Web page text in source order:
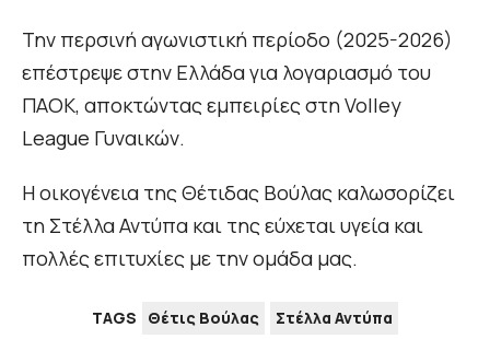
Την περσινή αγωνιστική περίοδο (2025-2026)
επέστρεψε στην Ελλάδα για λογαριασμό του
ΠΑΟΚ, αποκτώντας εμπειρίες στη Volley
League Γυναικών.
Η οικογένεια της Θέτιδας Βούλας καλωσορίζει
τη Στέλλα Αντύπα και της εύχεται υγεία και
πολλές επιτυχίες με την ομάδα μας.
TAGS Θέτις Βούλας Στέλλα Αντύπα